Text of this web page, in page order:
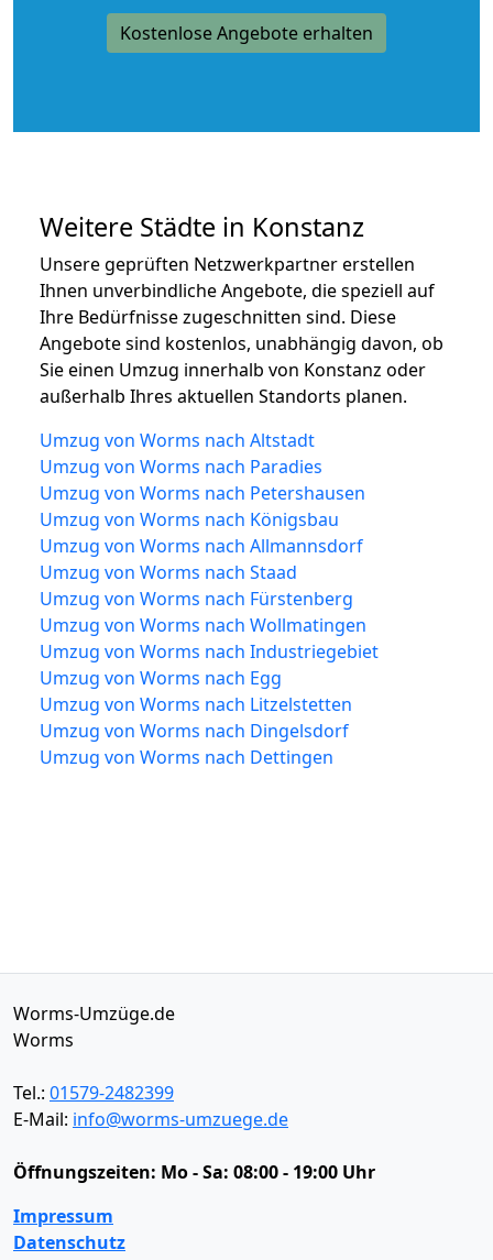
Kostenlose Angebote erhalten
Weitere Städte in Konstanz
Unsere geprüften Netzwerkpartner erstellen
Ihnen unverbindliche Angebote, die speziell auf
Ihre Bedürfnisse zugeschnitten sind. Diese
Angebote sind kostenlos, unabhängig davon, ob
Sie einen Umzug innerhalb von Konstanz oder
außerhalb Ihres aktuellen Standorts planen.
Umzug von Worms nach Altstadt
Umzug von Worms nach Paradies
Umzug von Worms nach Petershausen
Umzug von Worms nach Königsbau
Umzug von Worms nach Allmannsdorf
Umzug von Worms nach Staad
Umzug von Worms nach Fürstenberg
Umzug von Worms nach Wollmatingen
Umzug von Worms nach Industriegebiet
Umzug von Worms nach Egg
Umzug von Worms nach Litzelstetten
Umzug von Worms nach Dingelsdorf
Umzug von Worms nach Dettingen
Worms-Umzüge.de
Worms
Tel.: 01579-2482399
E-Mail: info@worms-umzuege.de
Öffnungszeiten: Mo - Sa: 08:00 - 19:00 Uhr
Impressum
Datenschutz